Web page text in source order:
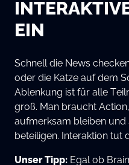
EIN
Schnell die News
oder die Katze auf dem
Ablenkung ist für alle
groß. Man braucht
aufmerksam bleiben
beteiligen. Interaktion tut
Unser Tipp: Egal ob